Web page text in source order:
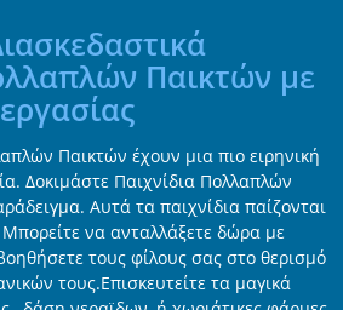
Παικτών με
Παικτών έχουν μια πιο ειρηνική
Δοκιμάστε Παιχνίδια Πολλαπλών
Αυτά τα παιχνίδια παίζονται
να ανταλλάξετε δώρα με
τους φίλους σας στο θερισμό
τους.Επισκευτείτε τα μαγικά